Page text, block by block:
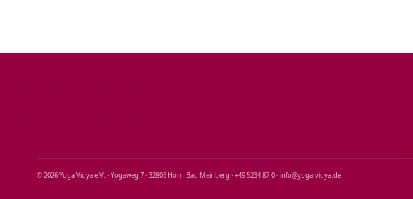
© 2026 Yoga Vidya e.V. · Yogaweg 7 · 32805 Horn‑Bad Meinberg · +49 5234 87‑0 · info@yoga‑vidya.de